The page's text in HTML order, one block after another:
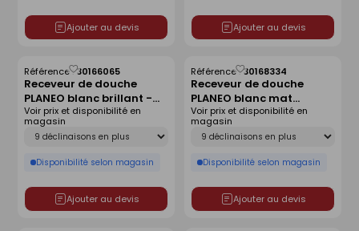
Ajouter au devis Ajouter au devis
Receveur de douche
PLANEO blanc brillant -
180 x 90 cm
Référence :30166065
Déclinaison
Disponibilité selon magasin
Voir prix et disponibilité en
magasin
Ajouter au devis
Enregistrer
comme
liste
Receveur de douche
PLANEO blanc mat
antidérapant - 160 x 80
cm
Référence :30168334
Déclinaison
Disponibilité selon magasin
Voir prix et disponibilité en
magasin
Ajouter au devis
Enregistrer
comme
liste